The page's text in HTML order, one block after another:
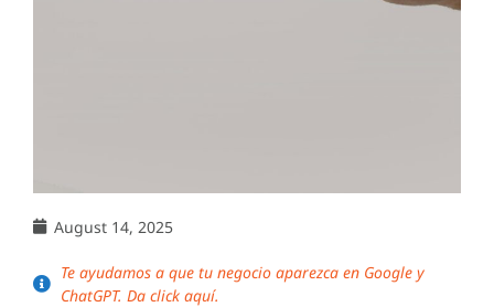
August 14, 2025
Te ayudamos a que tu negocio aparezca en Google y
ChatGPT. Da click aquí.